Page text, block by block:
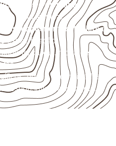
pisos e divisórias,
a ficha técnica.
implementos, trailers e
especificação.
caixas, montagem e
desde que validados
responsável pelo projeto.